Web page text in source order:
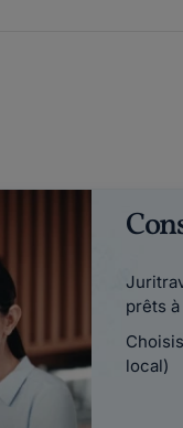
prêts
local)